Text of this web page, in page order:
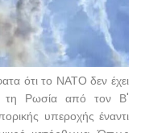
ότι το ΝΑΤΟ δεν έχει
τη Ρωσία από τον Β'
υπεροχής έναντι